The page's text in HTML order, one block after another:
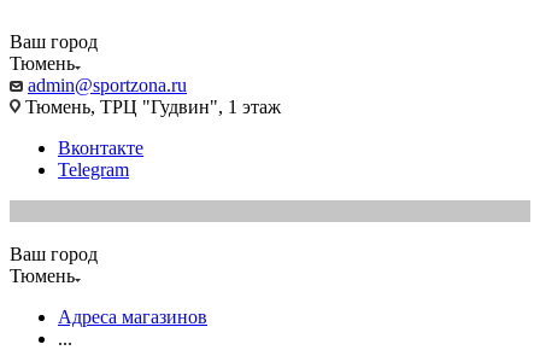
Ваш город
Тюмень
admin@sportzona.ru
Тюмень, ТРЦ "Гудвин", 1 этаж
Вконтакте
Telegram
Ваш город
Тюмень
Адреса магазинов
...